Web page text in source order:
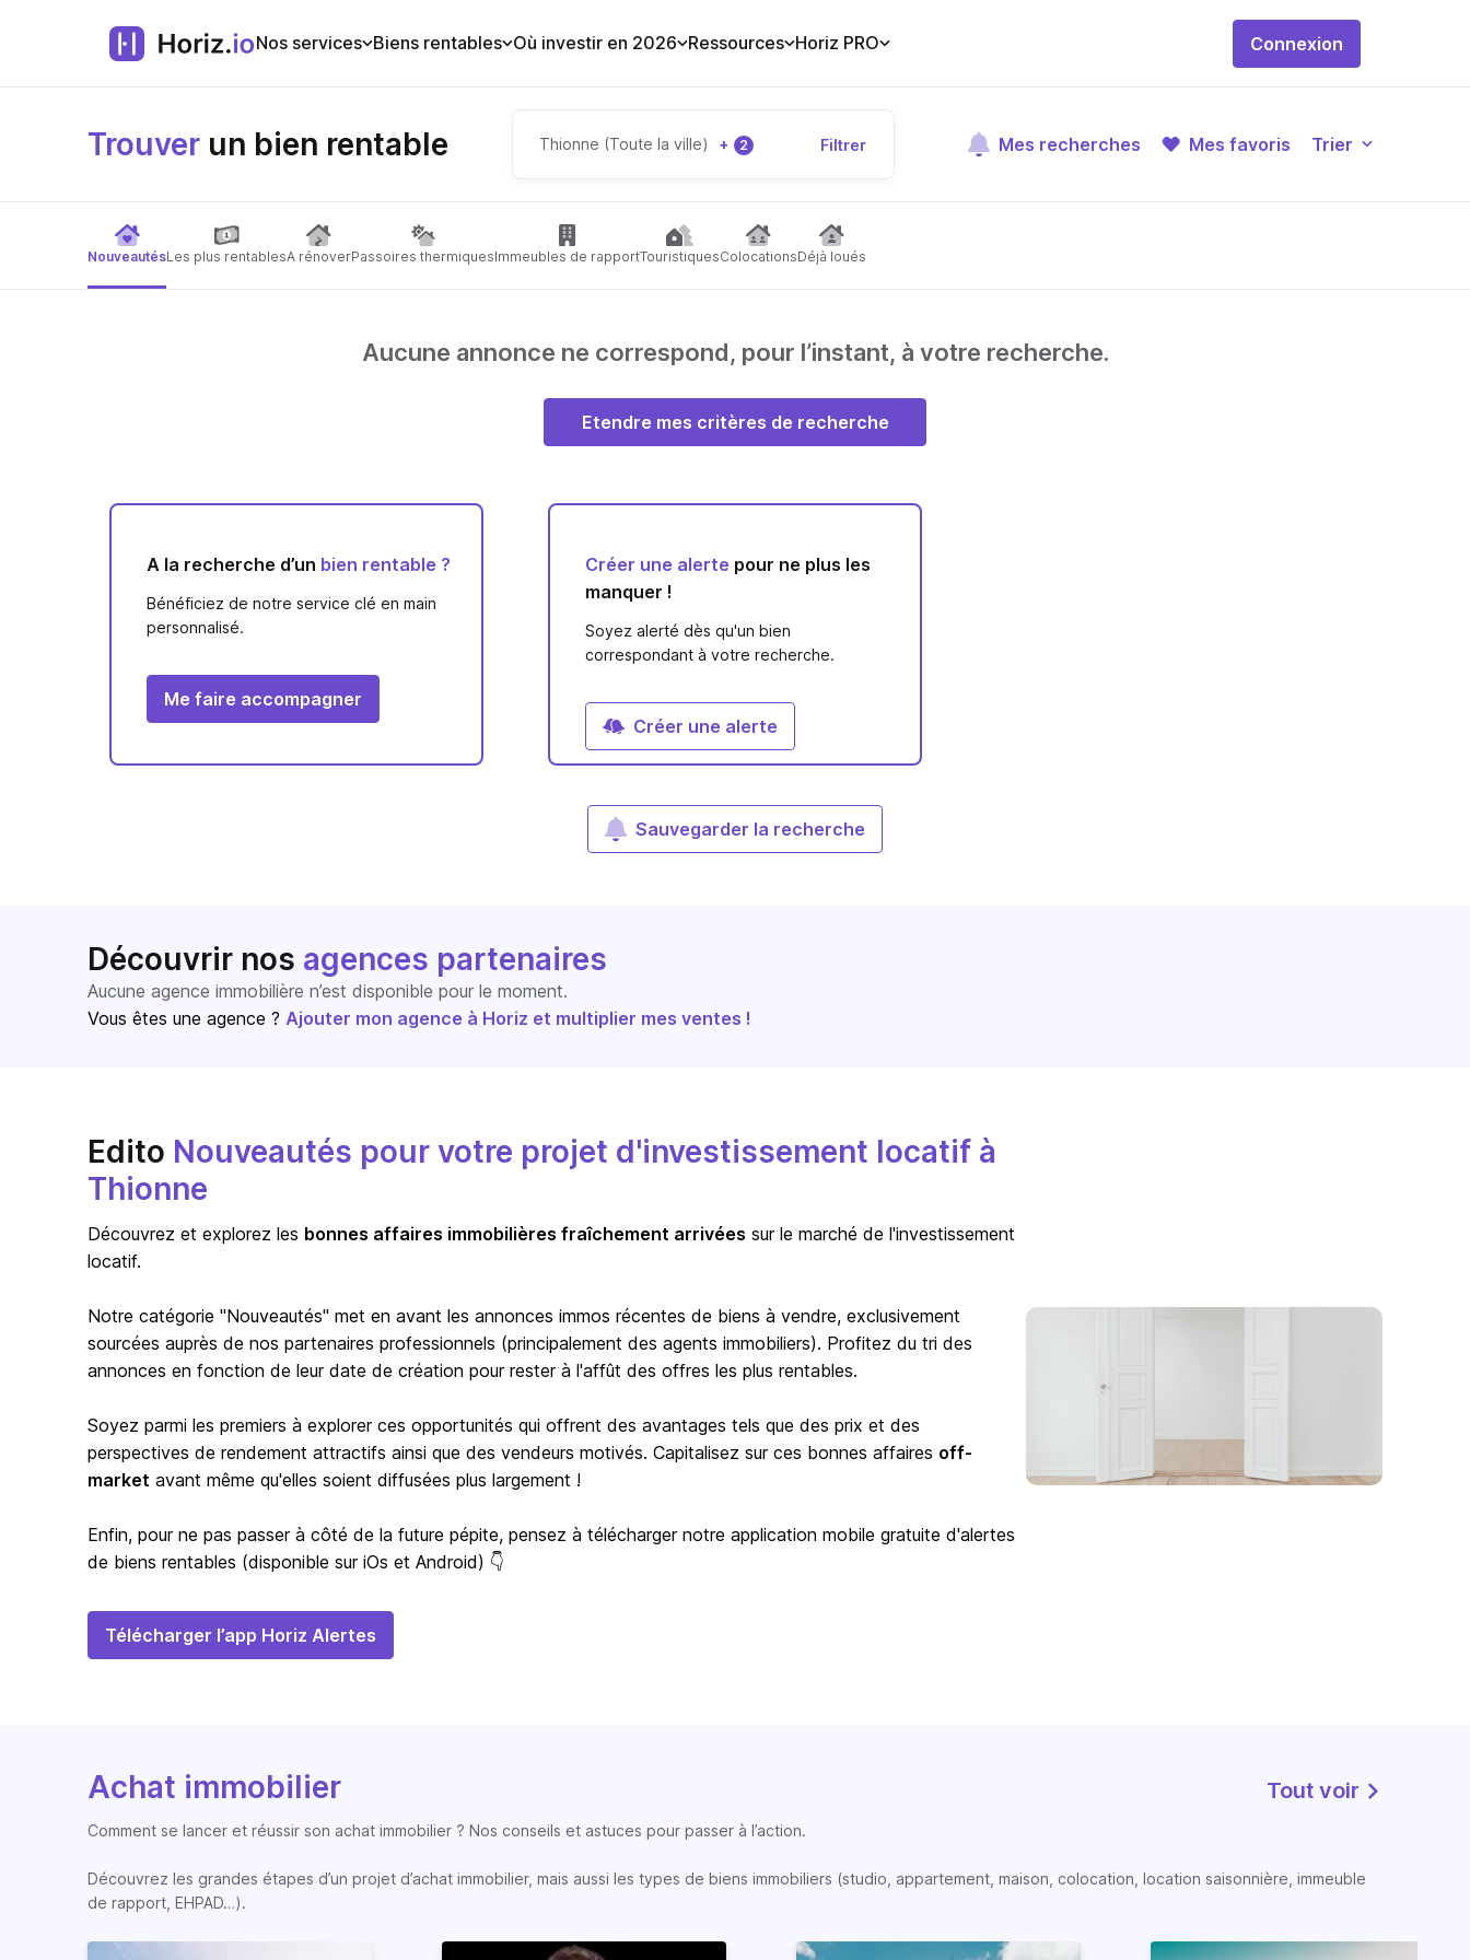
Nos services Biens rentables Où investir en 2026 Ressources Horiz PRO Connexion
Trouver un bien rentable Thionne (Toute la ville) + 2 Filtrer Mes recherches Mes favoris Trier
NouveautésLes plus rentablesA rénoverPassoires thermiquesImmeubles de rapportTouristiquesColocationsDéjà loués
Aucune annonce ne correspond, pour l’instant, à votre recherche.
Etendre mes critères de recherche
A la recherche d’un bien rentable ?
Bénéficiez de notre service clé en main
personnalisé.
Me faire accompagner
Créer une alerte pour ne plus les
manquer !
Soyez alerté dès qu'un bien
correspondant à votre recherche.
Créer une alerte
Sauvegarder la recherche
Découvrir nos agences partenaires
Aucune agence immobilière n’est disponible pour le moment.
Vous êtes une agence ? Ajouter mon agence à Horiz et multiplier mes ventes !
Edito Nouveautés pour votre projet d'investissement locatif à
Thionne
Découvrez et explorez les bonnes affaires immobilières fraîchement arrivées sur le marché de l'investissement
locatif.
Notre catégorie "Nouveautés" met en avant les annonces immos récentes de biens à vendre, exclusivement
sourcées auprès de nos partenaires professionnels (principalement des agents immobiliers). Profitez du tri des
annonces en fonction de leur date de création pour rester à l'affût des offres les plus rentables.
Soyez parmi les premiers à explorer ces opportunités qui offrent des avantages tels que des prix et des
perspectives de rendement attractifs ainsi que des vendeurs motivés. Capitalisez sur ces bonnes affaires off-
market avant même qu'elles soient diffusées plus largement !
Enfin, pour ne pas passer à côté de la future pépite, pensez à télécharger notre application mobile gratuite d'alertes
de biens rentables (disponible sur iOs et Android) 👇
Télécharger l’app Horiz Alertes
Achat immobilier Tout voir
Comment se lancer et réussir son achat immobilier ? Nos conseils et astuces pour passer à l’action.
Découvrez les grandes étapes d’un projet d’achat immobilier, mais aussi les types de biens immobiliers (studio, appartement, maison, colocation, location saisonnière, immeuble
de rapport, EHPAD…).